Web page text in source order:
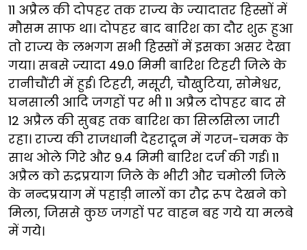
11 अप्रैल की दोपहर तक राज्य के ज्यादातर हिस्सों में
मौसम साफ था। दोपहर बाद बारिश का दौर शुरू हुआ
तो राज्य के लभगग सभी हिस्सों में इसका असर देखा
गया। सबसे ज्यादा 49.0 मिमी बारिश टिहरी जिले के
रानीचौंरी में हुई। टिहरी, मसूरी, चौखुटिया, सोमेश्वर,
घनसाली आदि जगहों पर भी 11 अप्रैल दोपहर बाद से
12 अप्रैल की सुबह तक बारिश का सिलसिला जारी
रहा। राज्य की राजधानी देहरादून में गरज-चमक के
साथ ओले गिरे और 9.4 मिमी बारिश दर्ज की गई। 11
अप्रैल को रुद्रप्रयाग जिले के भीरी और चमोली जिले
के नन्दप्रयाग में पहाड़ी नालों का रौद्र रूप देखने को
मिला, जिससे कुछ जगहों पर वाहन बह गये या मलबे
में गये।